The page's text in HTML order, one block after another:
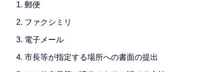
郵便
ファクシミリ
電子メール
市長等が指定する場所への書面の提出